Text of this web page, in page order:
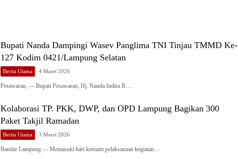
Bupati Nanda Dampingi Wasev Panglima TNI Tinjau TMMD Ke-
127 Kodim 0421/Lampung Selatan
Berita Utama 4 Maret 2026
Pesawaran, — Bupati Pesawaran, Hj. Nanda Indira B….
Kolaborasi TP. PKK, DWP, dan OPD Lampung Bagikan 300
Paket Takjil Ramadan
Berita Utama 3 Maret 2026
Bandar Lampung — Memasuki hari keenam pelaksanaan kegiatan…